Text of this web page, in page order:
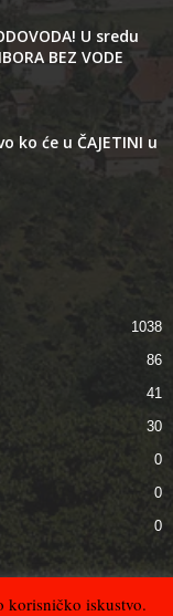
U sredu
BEZ VODE
ko će u ČAJETINI u
1038
86
41
30
0
0
0
korisničko iskustvo.